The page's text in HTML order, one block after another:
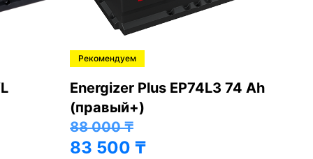
Рекомендуем
Energizer Plus EP74L3 74 Ah
(правый+)
88 000₸
83 500 ₸